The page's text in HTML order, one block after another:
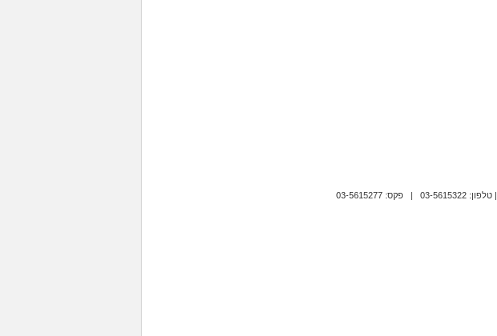
| טלפון: 03-5615322 | פקס: 03-5615277